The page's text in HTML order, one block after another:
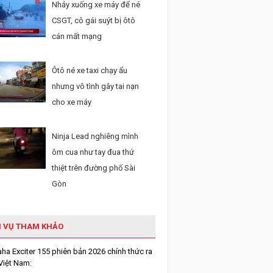
Nhảy xuống xe máy để né
CSGT, cô gái suýt bị ôtô
cán mất mạng
Ôtô né xe taxi chạy ẩu
nhưng vô tình gây tai nạn
cho xe máy
Ninja Lead nghiêng mình
ôm cua như tay đua thứ
thiệt trên đường phố Sài
Gòn
VỤ THAM KHẢO